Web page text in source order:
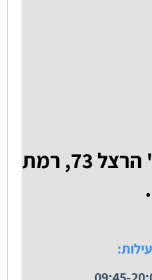
ענק השעונים רח' הרצל 73, רמת